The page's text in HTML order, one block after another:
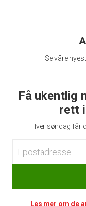
Se våre
Få ukentlig
rett
Hver søndag får
Les mer om de